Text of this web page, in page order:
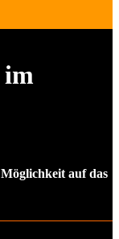
im
auf das